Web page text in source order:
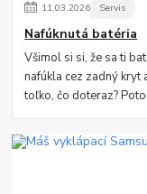
11.03.2026 Servis
Nafúknutá batéria
Všimol si si, že sa ti
nafúkla cez zadný kryt
toľko, čo doteraz?